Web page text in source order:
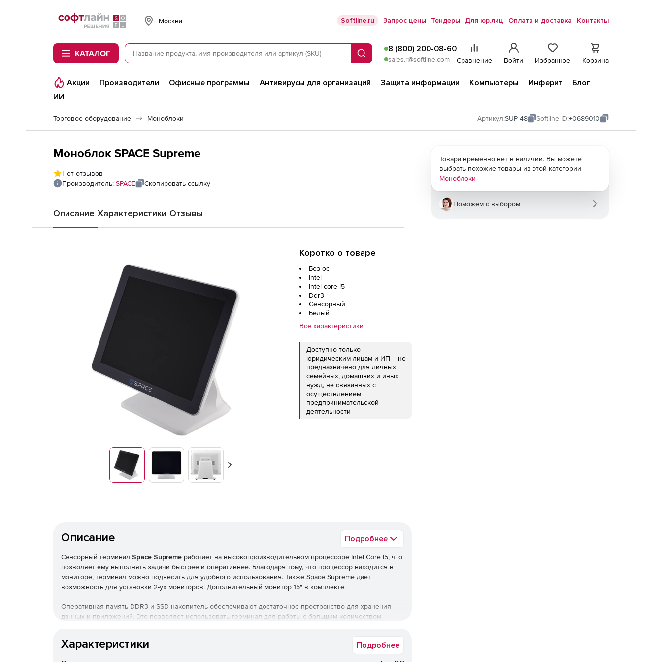
Softline
Москва Softline.ru Запрос цены Тендеры Для юр.лиц Оплата и доставка Контакты
КАТАЛОГ Поиск
8 (800) 200-08-60
sales.r@softline.com Сравнение Войти Избранное Корзина
Акции Производители Офисные программы Антивирусы для организаций Защита информации Компьютеры Инферит
Блог
ИИ
Торговое оборудование Моноблоки Артикул:SUP-48 Softline ID:+0689010
Моноблок SPACE Supreme
Нет отзывов
Производитель: SPACE Скопировать ссылку
Описание Характеристики Отзывы
Вперед
Коротко о товаре
Без ос
Intel
Intel core i5
Ddr3
Сенсорный
Белый
Все характеристики
Доступно только
юридическим лицам и ИП – не
предназначено для личных,
семейных, домашних и иных
нужд, не связанных с
осуществлением
предпринимательской
деятельности
Описание Подробнее
Сенсорный терминал Space Supreme работает на высокопроизводительном процессоре Intel Core I5, что
позволяет ему выполнять задачи быстрее и оперативнее. Благодаря тому, что процессор находится в
мониторе, терминал можно подвесить для удобного использования. Также Space Supreme дает
возможность для установки 2-ух мониторов. Дополнительный монитор 15" в комплекте.
Оперативная память DDR3 и SSD-накопитель обеспечивают достаточное пространство для хранения
данных и приложений. Это позволяет использовать терминал для работы с большим количеством
Сенсорный терминал оснащен Wi-Fi и Bluetooth модулями, что позволяет легко подключаться к
Характеристики Подробнее
Товара временно нет в наличии. Вы можете
выбрать похожие товары из этой категории
Моноблоки
Поможем с выбором